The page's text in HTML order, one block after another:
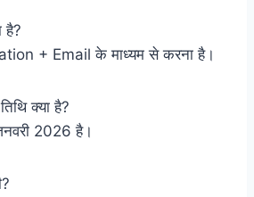
है?
+ Email के माध्यम से करना है।
क्या है?
2026 है।